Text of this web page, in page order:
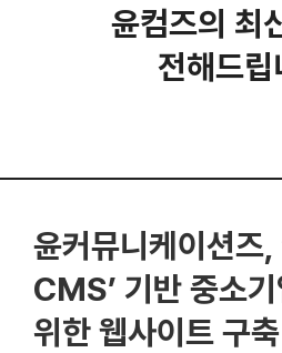
윤컴즈의 최
전해드립
윤커뮤니케이션즈,
CMS’ 기반 중소
위한 웹사이트 구